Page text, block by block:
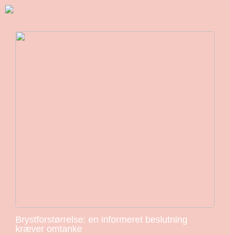
Brystforstørrelse: en informeret beslutning
kræver omtanke